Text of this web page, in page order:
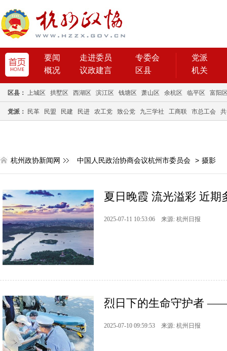
要闻 走进委员
专委会
概况
议政建言 区县
党派
机关
区县： 上城区 拱墅区 西湖区 滨江区 钱塘区 萧山区 余杭区 临平区 富阳
党派： 民革 民盟 民建 民进 农工党 致公党 九三学社 工商联 市总工会
杭州政协新闻网 中国人民政治协商会议杭州市委员会 > 摄影
夏日晚霞 流光溢彩 近期
2025-07-11 10:53:06 来源: 杭州日报
烈日下的生命守护者
2025-07-10 09:59:53 来源: 杭州日报